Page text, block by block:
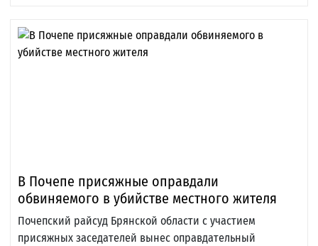
В Почепе присяжные оправдали
обвиняемого в убийстве местного жителя
Почепский райсуд Брянской области с участием
присяжных заседателей вынес оправдательный